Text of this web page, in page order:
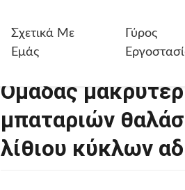
Σχετικά Με
Εμάς
Γύρος
Ομάδας
μπαταριών
λίθιου κύκλων